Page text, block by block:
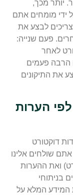
יותר מכך,
ידי מומחים אתם
לבצע את
פעם שנייה:
לאחר
הרבה פעמים
את התיקונים
הערות
דוקטורט
שולחים אלינו
ואת ההערות
בניתוחי
המידע המלא על